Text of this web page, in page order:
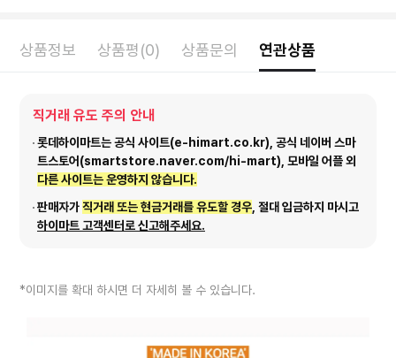
상품정보 상품평(0) 상품문의 연관상품
직거래 유도 주의 안내
롯데하이마트는 공식 사이트(e-himart.co.kr), 공식 네이버 스마
트스토어(smartstore.naver.com/hi-mart), 모바일 어플 외
다른 사이트는 운영하지 않습니다.
판매자가직거래 또는 현금거래를 유도할 경우 , 절대 입금하지 마시고
하이마트 고객센터로 신고해주세요.
*이미지를 확대 하시면 더 자세히 볼 수 있습니다.